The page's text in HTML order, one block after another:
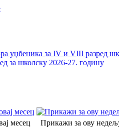
уџбеника за IV и VIII разред
за школску 2026-27. годину
месец Прикажи за ову